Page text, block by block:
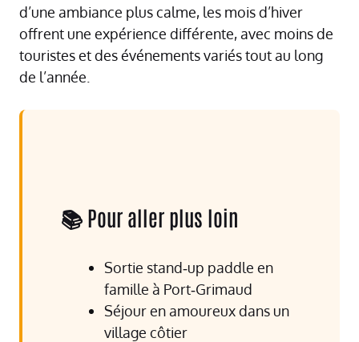
d’une ambiance plus calme, les mois d’hiver
offrent une expérience différente, avec moins de
touristes et des événements variés tout au long
de l’année.
📚 Pour aller plus loin
Sortie stand‑up paddle en
famille à Port‑Grimaud
Séjour en amoureux dans un
village côtier